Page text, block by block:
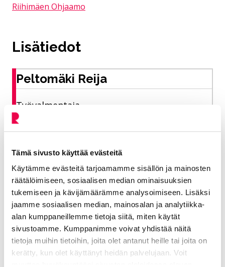
Tämä sivusto käyttää evästeitä
Käytämme evästeitä tarjoamamme sisällön ja mainosten
räätälöimiseen, sosiaalisen median ominaisuuksien
tukemiseen ja kävijämäärämme analysoimiseen. Lisäksi
jaamme sosiaalisen median, mainosalan ja analytiikka-
alan kumppaneillemme tietoja siitä, miten käytät
sivustoamme. Kumppanimme voivat yhdistää näitä
tietoja muihin tietoihin, joita olet antanut heille tai joita on
kerätty, kun olet käyttänyt heidän palvelujaan. Voit
Riihimäen Ohjaamo
Lisätiedot
Peltomäki Reija
Työvalmentaja
Elinvoiman toimiala, työllisyyspalvelut
040 645 3206
reija.peltomaki@riihimaki.fi
Työvalmennus, valmennuksellinen työsuhde,
nuorten kesätyöt